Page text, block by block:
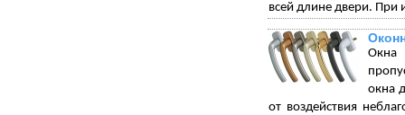
всей длине двери. При
Окна
окна
от воздействия